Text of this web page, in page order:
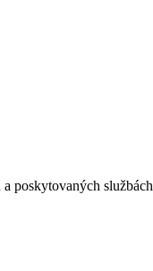
poskytovaných službách